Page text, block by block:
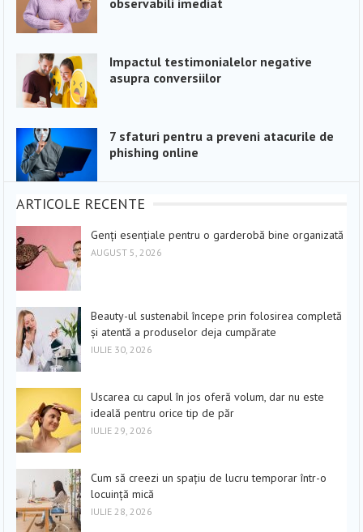
observabili imediat
Impactul testimonialelor negative
asupra conversiilor
7 sfaturi pentru a preveni atacurile de
phishing online
ARTICOLE RECENTE
Genți esențiale pentru o garderobă bine organizată
AUGUST 5, 2026
Beauty-ul sustenabil începe prin folosirea completă
și atentă a produselor deja cumpărate
IULIE 30, 2026
Uscarea cu capul în jos oferă volum, dar nu este
ideală pentru orice tip de păr
IULIE 29, 2026
Cum să creezi un spațiu de lucru temporar într-o
locuință mică
IULIE 28, 2026